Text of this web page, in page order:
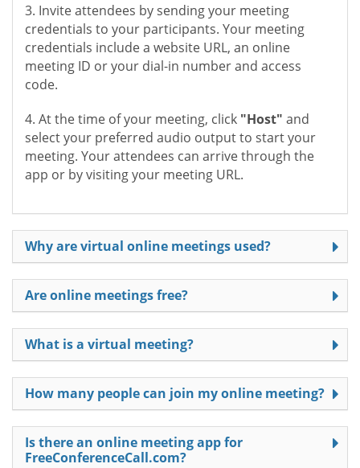
3. Invite attendees by sending your meeting
credentials to your participants. Your meeting
credentials include a website URL, an online
meeting ID or your dial-in number and access
code.
4. At the time of your meeting, click "Host" and
select your preferred audio output to start your
meeting. Your attendees can arrive through the
app or by visiting your meeting URL.
Why are virtual online meetings used?
Are online meetings free?
What is a virtual meeting?
How many people can join my online meeting?
Is there an online meeting app for
FreeConferenceCall.com?